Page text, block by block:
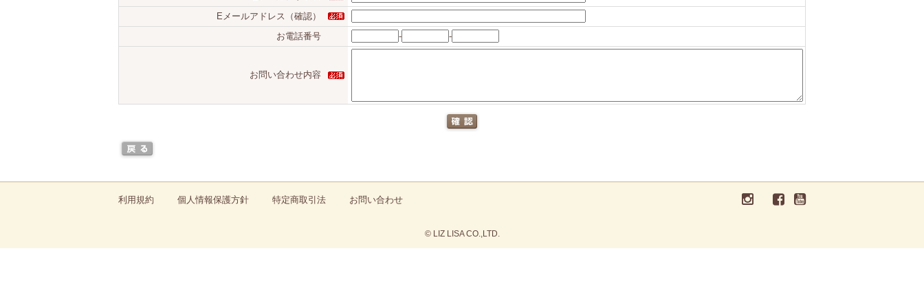
Eメールアドレス（確認）
お電話番号
- -
お問い合わせ内容
利用規約 個人情報保護方針 特定商取引法 お問い合わせ
© LIZ LISA CO.,LTD.